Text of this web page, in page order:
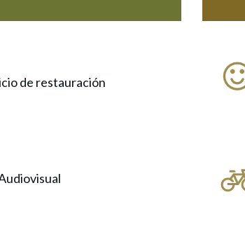
de restauración